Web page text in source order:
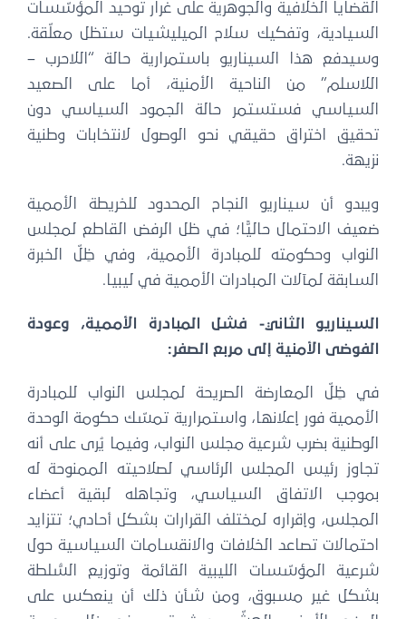
القضايا الخلافية والجوهرية على غرار توحيد المؤسّسات
السيادية، وتفكيك سلاح الميليشيات ستظل معلّقة.
وسيدفع هذا السيناريو باستمرارية حالة “اللاحرب –
اللاسلم” من الناحية الأمنية، أما على الصعيد
السياسي فستستمر حالة الجمود السياسي دون
تحقيق اختراق حقيقي نحو الوصول لانتخابات وطنية
نزيهة.
ويبدو أن سيناريو النجاح المحدود للخريطة الأممية
ضعيف الاحتمال حاليًّا؛ في ظل الرفض القاطع لمجلس
النواب وحكومته للمبادرة الأممية، وفي ظِلّ الخبرة
السابقة لمآلات المبادرات الأممية في ليبيا.
السيناريو الثاني- فشل المبادرة الأممية، وعودة
الفوضى الأمنية إلى مربع الصفر:
في ظِلّ المعارضة الصريحة لمجلس النواب للمبادرة
الأممية فور إعلانها، واستمرارية تمسّك حكومة الوحدة
الوطنية بضرب شرعية مجلس النواب، وفيما يُرى على أنه
تجاوز رئيس المجلس الرئاسي لصلاحيته الممنوحة له
بموجب الاتفاق السياسي، وتجاهله لبقية أعضاء
المجلس، وإقراره لمختلف القرارات بشكل أحادي؛ تتزايد
احتمالات تصاعد الخلافات والانقسامات السياسية حول
شرعية المؤسّسات الليبية القائمة وتوزيع السُّلطة
بشكل غير مسبوق، ومن شأن ذلك أن ينعكس على